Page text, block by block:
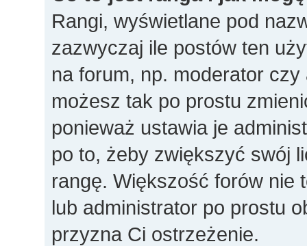
Rangi, wyświetlane pod
zazwyczaj ile postów ten
na forum, np. moderator
możesz tak po prostu
ponieważ ustawia je
po to, żeby zwiększyć swój
rangę. Większość forów nie
lub administrator po prostu
przyzna Ci ostrzeżenie.